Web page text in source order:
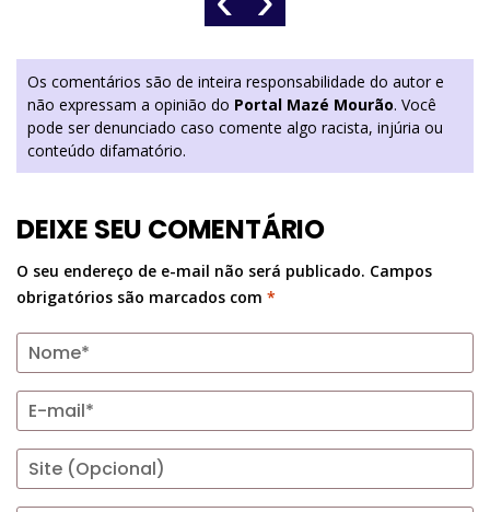
Os comentários são de inteira responsabilidade do autor e
não expressam a opinião do Portal Mazé Mourão. Você
pode ser denunciado caso comente algo racista, injúria ou
conteúdo difamatório.
DEIXE SEU COMENTÁRIO
O seu endereço de e-mail não será publicado. Campos
obrigatórios são marcados com *